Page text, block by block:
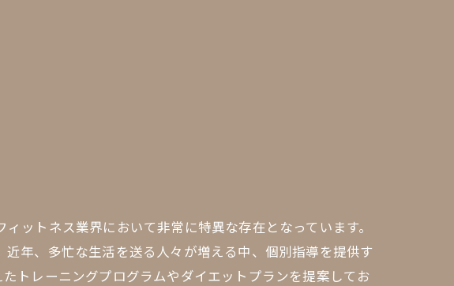
ットネス業界において非常に特異な存在となっています。
年、多忙な生活を送る人々が増える中、個別指導を提供す
トレーニングプログラムやダイエットプランを提案してお